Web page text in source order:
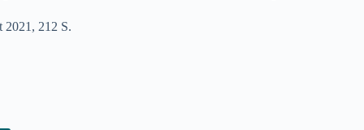
2021, 212 S.